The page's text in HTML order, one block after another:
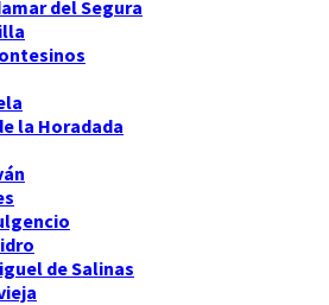
del Segura
la Horadada
de Salinas